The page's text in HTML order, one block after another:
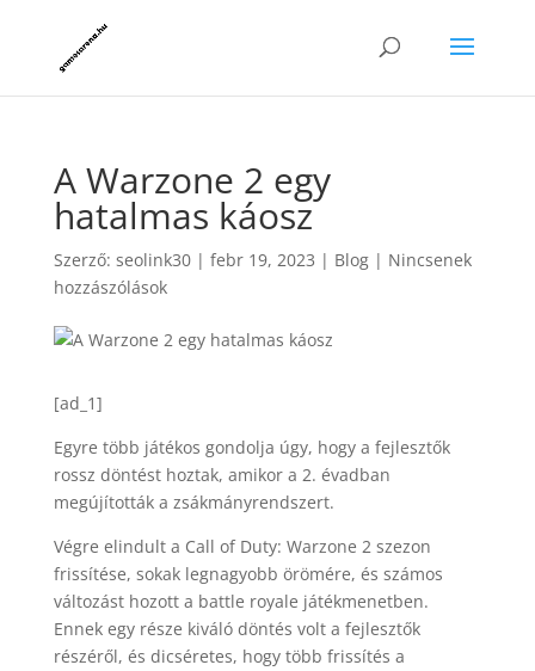
A Warzone 2 egy
hatalmas káosz
Szerző: seolink30| febr 19, 2023 | Blog| Nincsenek
hozzászólások
[ad_1]
Egyre több játékos gondolja úgy, hogy a fejlesztők
rossz döntést hoztak, amikor a 2. évadban
megújították a zsákmányrendszert.
Végre elindult a Call of Duty: Warzone 2 szezon
frissítése, sokak legnagyobb örömére, és számos
változást hozott a battle royale játékmenetben.
Ennek egy része kiváló döntés volt a fejlesztők
részéről, és dicséretes, hogy több frissítés a